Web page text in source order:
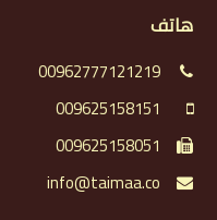
هاتف
00962777121219
009625158151
009625158051
info@taimaa.co